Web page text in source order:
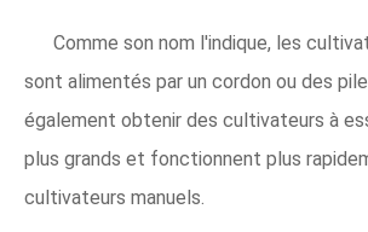
Comme son nom l'indique, les
sont alimentés par un cordon ou des
également obtenir des cultivateurs à
plus grands et fonctionnent plus
cultivateurs manuels.